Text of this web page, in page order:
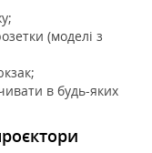
(моделі з
в будь-яких